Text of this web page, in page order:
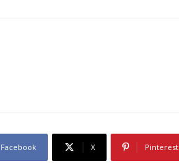
Facebook X Pinterest